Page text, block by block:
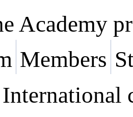
Academy
Members
International